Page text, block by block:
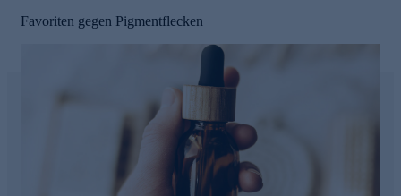
Favoriten gegen Pigmentflecken